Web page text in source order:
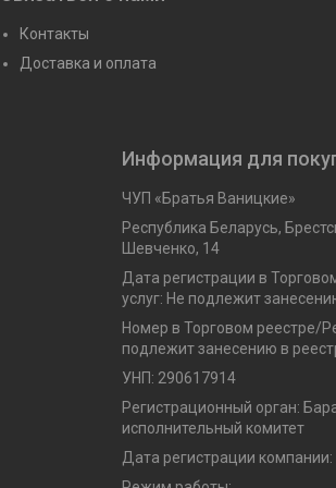
Контакты
Доставка и оплата
Информация для
ЧУП «Братья Ваницкие»
Республика Беларусь,
Шевченко, 14
Дата регистрации в
услуг: Не подлежит
Номер в Торговом реестре/
подлежит занесению в
УНП: 290617914
Регистрационный орган:
исполнительный комитет
Дата регистрации компании: